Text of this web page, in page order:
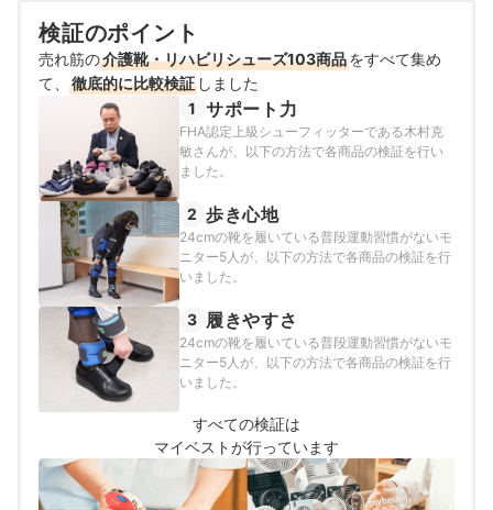
検証のポイント
売れ筋の介護靴・リハビリシューズ103商品をすべて集め
て、
徹底的に比較検証 しました
1 サポート力
FHA認定上級シューフィッターである木村克
敏さんが、以下の方法で各商品の検証を行い
ました。
2 歩き心地
24cmの靴を履いている普段運動習慣がないモ
ニター5人が、以下の方法で各商品の検証を行
いました。
3 履きやすさ
24cmの靴を履いている普段運動習慣がないモ
ニター5人が、以下の方法で各商品の検証を行
いました。
すべての検証は
マイベストが行っています